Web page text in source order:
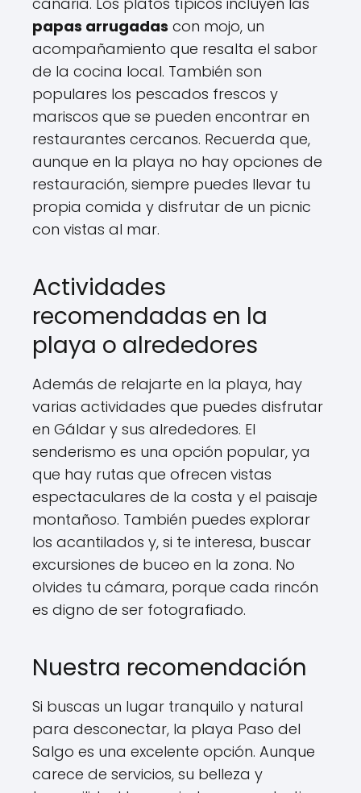
papas arrugadas con mojo, un
acompañamiento que resalta el sabor
de la cocina local. También son
populares los pescados frescos y
mariscos que se pueden encontrar en
restaurantes cercanos. Recuerda que,
aunque en la playa no hay opciones de
restauración, siempre puedes llevar tu
propia comida y disfrutar de un picnic
con vistas al mar.
Actividades
recomendadas en la
playa o alrededores
Además de relajarte en la playa, hay
varias actividades que puedes disfrutar
en Gáldar y sus alrededores. El
senderismo es una opción popular, ya
que hay rutas que ofrecen vistas
espectaculares de la costa y el paisaje
montañoso. También puedes explorar
los acantilados y, si te interesa, buscar
excursiones de buceo en la zona. No
olvides tu cámara, porque cada rincón
es digno de ser fotografiado.
Nuestra recomendación
Si buscas un lugar tranquilo y natural
para desconectar, la playa Paso del
Salgo es una excelente opción. Aunque
carece de servicios, su belleza y